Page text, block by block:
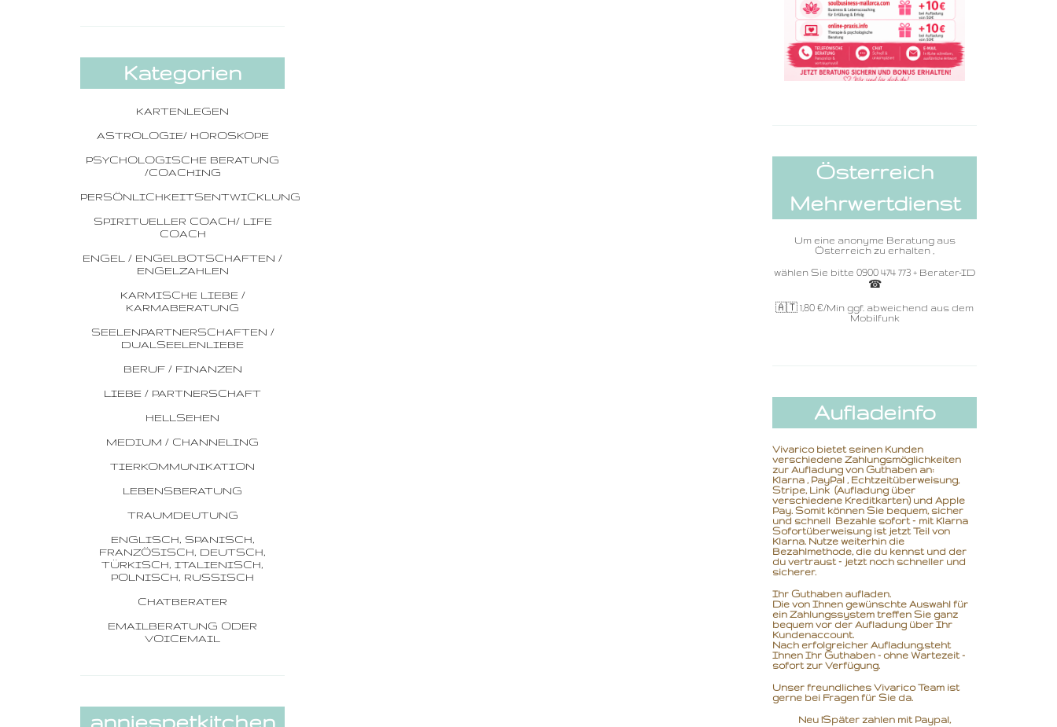
Kategorien
KARTENLEGEN
ASTROLOGIE/ HOROSKOPE
PSYCHOLOGISCHE BERATUNG
/COACHING
PERSÖNLICHKEITSENTWICKLUNG
SPIRITUELLER COACH/ LIFE
COACH
ENGEL / ENGELBOTSCHAFTEN /
ENGELZAHLEN
KARMISCHE LIEBE /
KARMABERATUNG
SEELENPARTNERSCHAFTEN /
DUALSEELENLIEBE
BERUF / FINANZEN
LIEBE / PARTNERSCHAFT
HELLSEHEN
MEDIUM / CHANNELING
TIERKOMMUNIKATION
LEBENSBERATUNG
TRAUMDEUTUNG
ENGLISCH, SPANISCH,
FRANZÖSISCH, DEUTSCH,
TÜRKISCH, ITALIENISCH,
POLNISCH, RUSSISCH
CHATBERATER
EMAILBERATUNG ODER
VOICEMAIL
anniespetkitchen
Österreich
Mehrwertdienst
Um eine anonyme Beratung aus
Österreich zu erhalten ,
wählen Sie bitte 0900 474 773 + Berater-ID
☎ ️
🇦🇹 1,80 €/Min ggf. abweichend aus dem
Mobilfunk
Aufladeinfo
Vivarico bietet seinen Kunden
verschiedene Zahlungsmöglichkeiten
zur Aufladung von Guthaben an:
Klarna , PayPal , Echtzeitüberweisung,
Stripe, Link (Aufladung über
verschiedene Kreditkarten) und Apple
Pay. Somit können Sie bequem, sicher
und schnell Bezahle sofort – mit Klarna
Sofortüberweisung ist jetzt Teil von
Klarna. Nutze weiterhin die
Bezahlmethode, die du kennst und der
du vertraust – jetzt noch schneller und
sicherer.
Ihr Guthaben aufladen.
Die von Ihnen gewünschte Auswahl für
ein Zahlungssystem treffen Sie ganz
bequem vor der Aufladung über Ihr
Kundenaccount.
Nach erfolgreicher Aufladung,steht
Ihnen Ihr Guthaben - ohne Wartezeit -
sofort zur Verfügung.
Unser freundliches Vivarico Team ist
gerne bei Fragen für Sie da.
Neu !Später zahlen mit Paypal,